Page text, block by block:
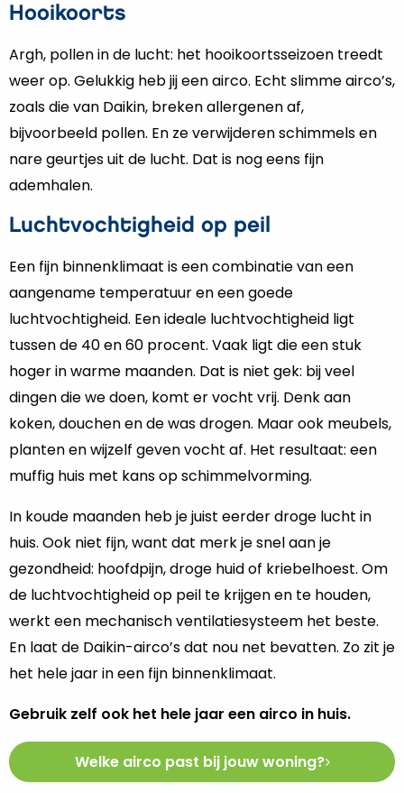
Hooikoorts
Argh, pollen in de lucht: het hooikoortsseizoen treedt
weer op. Gelukkig heb jij een airco. Echt slimme airco’s,
zoals die van Daikin, breken allergenen af,
bijvoorbeeld pollen. En ze verwijderen schimmels en
nare geurtjes uit de lucht. Dat is nog eens fijn
ademhalen.
Luchtvochtigheid op peil
Een fijn binnenklimaat is een combinatie van een
aangename temperatuur en een goede
luchtvochtigheid. Een ideale luchtvochtigheid ligt
tussen de 40 en 60 procent. Vaak ligt die een stuk
hoger in warme maanden. Dat is niet gek: bij veel
dingen die we doen, komt er vocht vrij. Denk aan
koken, douchen en de was drogen. Maar ook meubels,
planten en wijzelf geven vocht af. Het resultaat: een
muffig huis met kans op schimmelvorming.
In koude maanden heb je juist eerder droge lucht in
huis. Ook niet fijn, want dat merk je snel aan je
gezondheid: hoofdpijn, droge huid of kriebelhoest. Om
de luchtvochtigheid op peil te krijgen en te houden,
werkt een mechanisch ventilatiesysteem het beste.
En laat de Daikin-airco’s dat nou net bevatten. Zo zit je
het hele jaar in een fijn binnenklimaat.
Gebruik zelf ook het hele jaar een airco in huis.
Welke airco past bij jouw woning?